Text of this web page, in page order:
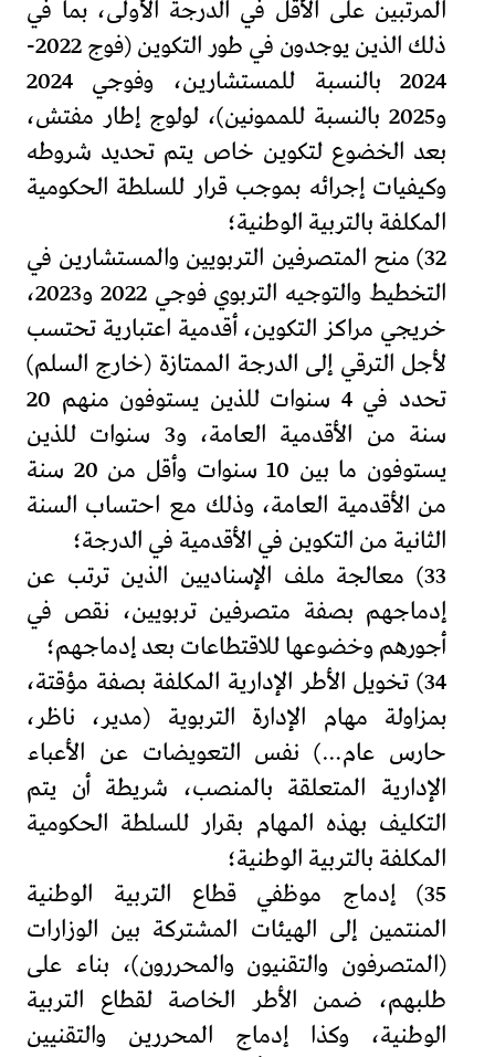
المرتبين على الأقل في الدرجة الأولى، بما في
ذلك الذين يوجدون في طور التكوين (فوج 2022-
2024 بالنسبة للمستشارين، وفوجي 2024
و2025 بالنسبة للممونين)، لولوج إطار مفتش،
بعد الخضوع لتكوين خاص يتم تحديد شروطه
وكيفيات إجرائه بموجب قرار للسلطة الحكومية
المكلفة بالتربية الوطنية؛
32) منح المتصرفين التربويين والمستشارين في
التخطيط والتوجيه التربوي فوجي 2022 و2023،
خريجي مراكز التكوين، أقدمية اعتبارية تحتسب
لأجل الترقي إلى الدرجة الممتازة (خارج السلم)
تحدد في 4 سنوات للذين يستوفون منهم 20
سنة من الأقدمية العامة، و3 سنوات للذين
يستوفون ما بين 10 سنوات وأقل من 20 سنة
من الأقدمية العامة، وذلك مع احتساب السنة
الثانية من التكوين في الأقدمية في الدرجة؛
33) معالجة ملف الإسناديين الذين ترتب عن
إدماجهم بصفة متصرفين تربويين، نقص في
أجورهم وخضوعها للاقتطاعات بعد إدماجهم؛
34) تخويل الأطر الإدارية المكلفة بصفة مؤقتة،
بمزاولة مهام الإدارة التربوية (مدير، ناظر،
حارس عام…) نفس التعويضات عن الأعباء
الإدارية المتعلقة بالمنصب، شريطة أن يتم
التكليف بهذه المهام بقرار للسلطة الحكومية
المكلفة بالتربية الوطنية؛
35) إدماج موظفي قطاع التربية الوطنية
المنتمين إلى الهيئات المشتركة بين الوزارات
(المتصرفون والتقنيون والمحررون)، بناء على
طلبهم، ضمن الأطر الخاصة لقطاع التربية
الوطنية، وكذا إدماج المحررين والتقنيين